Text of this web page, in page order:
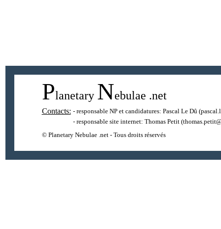
Planetary Nebulae .net
Contacts: - responsable NP et candidatures: Pascal Le Dû
- responsable site internet: Thomas Petit
© Planetary Nebulae .net - Tous droits réservés